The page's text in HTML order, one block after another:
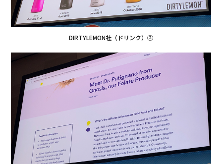
DIRTYLEMON社（ドリンク）②